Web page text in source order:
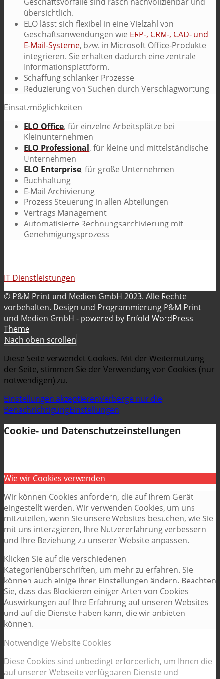
übersichtlich.
ELO lässt sich flexibel in eine Vielzahl von
Geschäftsanwendungen wie ERP-, CRM-, CAD- und
E-Mail-Systeme, bzw. in Microsoft Office-Produkte
integrieren. Sie erhalten dadurch eine zentrale
Informationsplattform.
Schaffung schlanker Prozesse
Reduzierung von Suchen durch Verschlagwortung
Einsatzmöglichkeiten
ELO Office, für einzelne Arbeitsplätze bei
Kleinunternehmen
ELO Professional, für kleine und mittelständische
Unternehmen
ELO Enterprise, für große Unternehmen
Buchhaltung
E-Mail Archivierung
Prozess Steuerung in allen Abteilungen
Vertrags Management
Automatisierte Rechnungsarchivierung mit
Genehmigungsprozess
IT Dienstleistungen
© P&M Print und Medien GmbH 2023. Alle Rechte
vorbehalten. Design und Programmierung P&M Print
und Medien GmbH - powered by Enfold WordPress
Theme
Nach oben scrollen
Diese Seite verwendet Cookies. Mit der Weiternutzung
der Seite, stimmen Sie der Verwendung von Cookies (nur
notwendigen) zu.
Einstellungen akzeptierenVerberge nur die
BenachrichtigungEinstellungen
Cookie- und Datenschutzeinstellungen
Wie wir Cookies verwenden
Wir können Cookies anfordern, die auf Ihrem Gerät
eingestellt werden. Wir verwenden Cookies, um uns
mitzuteilen, wenn Sie unsere Websites besuchen, wie Sie
mit uns interagieren, Ihre Nutzererfahrung verbessern
und Ihre Beziehung zu unserer Website anpassen.
Klicken Sie auf die verschiedenen
Kategorienüberschriften, um mehr zu erfahren. Sie
können auch einige Ihrer Einstellungen ändern. Beachten
Sie, dass das Blockieren einiger Arten von Cookies
Auswirkungen auf Ihre Erfahrung auf unseren Websites
und auf die Dienste haben kann, die wir anbieten
können.
Notwendige Website Cookies
Diese Cookies sind unbedingt erforderlich, um Ihnen die
auf unserer Webseite verfügbaren Dienste und